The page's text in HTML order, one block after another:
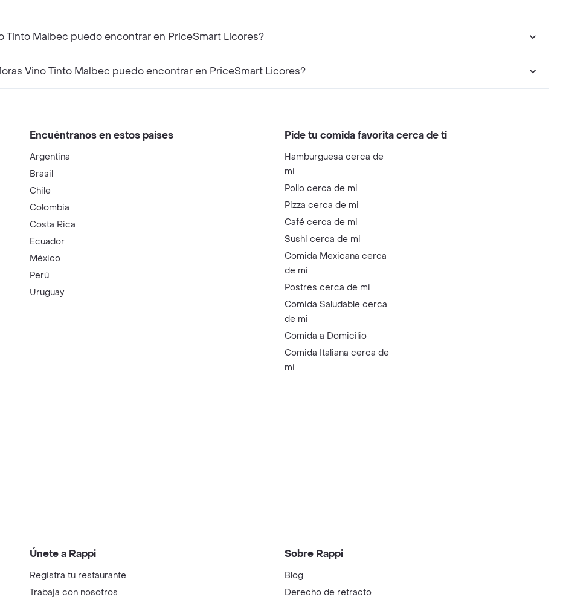
¿Qué productos similares a Finca las Moras Vino Tinto Malbec puedo encontrar en PriceSmart Licores?
¿Qué productos complementarios a Finca las Moras Vino Tinto Malbec puedo encontrar en PriceSmart Licores?
Encuéntranos en estos países
Argentina
Brasil
Chile
Colombia
Costa Rica
Ecuador
México
Perú
Uruguay
Pide tu comida favorita cerca de ti
Hamburguesa cerca de
mi
Pollo cerca de mi
Pizza cerca de mi
Café cerca de mi
Sushi cerca de mi
Comida Mexicana cerca
de mi
Postres cerca de mi
Comida Saludable cerca
de mi
Comida a Domicilio
Comida Italiana cerca de
mi
Únete a Rappi
Registra tu restaurante
Trabaja con nosotros
Sobre Rappi
Blog
Derecho de retracto